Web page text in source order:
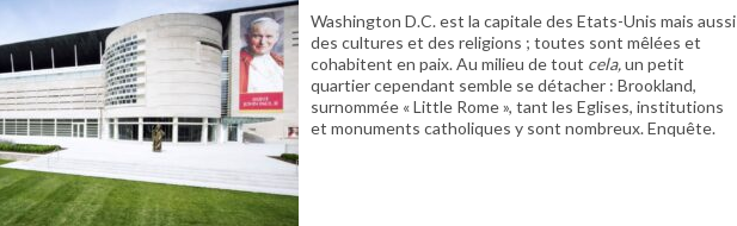
Washington D.C. est la capitale des Etats-Unis mais aussi
des cultures et des religions ; toutes sont mêlées et
cohabitent en paix. Au milieu de tout cela,un petit
quartier cependant semble se détacher : Brookland,
surnommée « Little Rome », tant les Eglises, institutions
et monuments catholiques y sont nombreux. Enquête.